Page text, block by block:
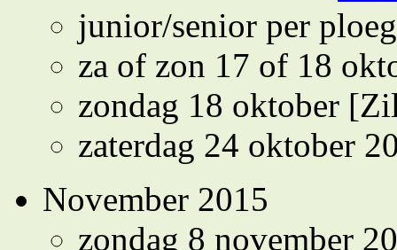
junior/senior per
za of zon 17 of 18
zondag 18 oktober
zaterdag 24 oktober
November 2015
zondag 8 november